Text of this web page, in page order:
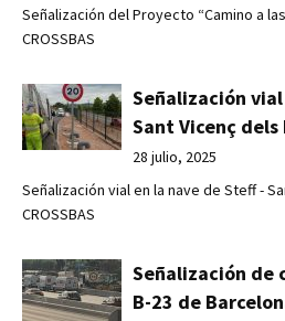
Señalización del Proyecto “Camino a
CROSSBAS
Señalización
Sant Vicenç
28 julio, 2025
Señalización vial en la nave de Steff -
CROSSBAS
Señalización de
B-23 de